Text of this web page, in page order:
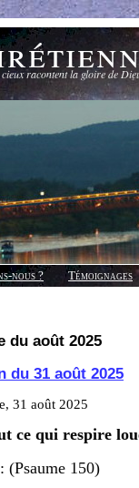
racontent la gloire de
nous ?
Témoignages
du août 2025
du 31 août 2025
31 août 2025
ce qui respire
(Psaume 150)